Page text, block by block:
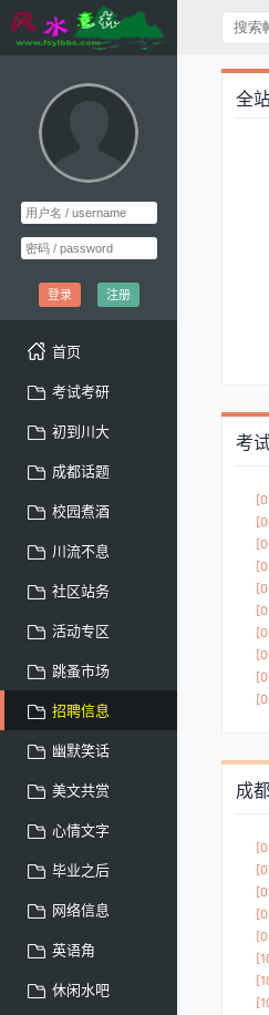
登录 注册
首页
考试考研
初到川大
成都话题
校园煮酒
川流不息
社区站务
活动专区
跳蚤市场
招聘信息
幽默笑话
美文共赏
心情文字
毕业之后
网络信息
英语角
休闲水吧
全
考
成